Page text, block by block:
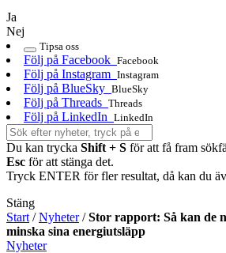
Ja
Nej
Tipsa oss
Följ på Facebook Facebook
Följ på Instagram Instagram
Följ på BlueSky BlueSky
Följ på Threads Threads
Följ på LinkedIn LinkedIn
Du kan trycka Shift + S för att få fram
Esc för att stänga det.
Tryck ENTER för fler resultat, då kan du
Stäng
Start /Nyheter/Stor rapport: Så kan de
minska sina energiutsläpp
Nyheter